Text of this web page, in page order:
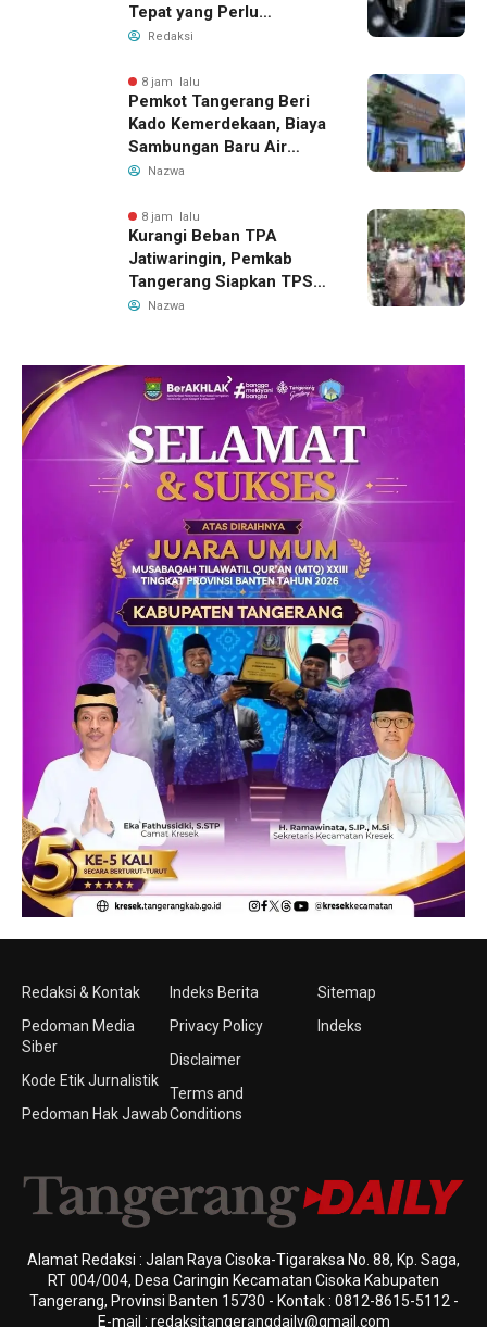
Tepat yang Perlu
Dilakukan
Redaksi
8 jam lalu
Pemkot Tangerang Beri
Kado Kemerdekaan, Biaya
Sambungan Baru Air
Bersih Dipangkas Jadi
Nazwa
8 jam lalu
Kurangi Beban TPA
Jatiwaringin, Pemkab
Tangerang Siapkan TPS3R
Baru di Tigaraksa
Nazwa
Redaksi & Kontak
Pedoman Media
Siber
Kode Etik Jurnalistik
Pedoman Hak Jawab
Indeks Berita
Privacy Policy
Disclaimer
Terms and
Conditions
Sitemap
Indeks
Alamat Redaksi : Jalan Raya Cisoka-Tigaraksa No. 88, Kp. Saga,
RT 004/004, Desa Caringin Kecamatan Cisoka Kabupaten
Tangerang, Provinsi Banten 15730 - Kontak : 0812-8615-5112 -
E-mail : redaksitangerangdaily@gmail.com